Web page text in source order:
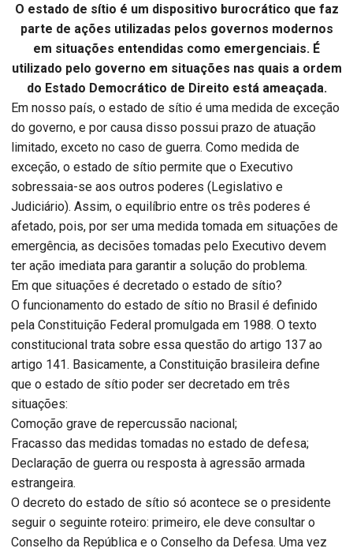
O estado de sítio é um dispositivo burocrático que faz
parte de ações utilizadas pelos governos modernos
em situações entendidas como emergenciais. É
utilizado pelo governo em situações nas quais a ordem
do Estado Democrático de Direito está ameaçada.
Em nosso país, o estado de sítio é uma medida de exceção
do governo, e por causa disso possui prazo de atuação
limitado, exceto no caso de guerra. Como medida de
exceção, o estado de sítio permite que o Executivo
sobressaia-se aos outros poderes (Legislativo e
Judiciário). Assim, o equilíbrio entre os três poderes é
afetado, pois, por ser uma medida tomada em situações de
emergência, as decisões tomadas pelo Executivo devem
ter ação imediata para garantir a solução do problema.
Em que situações é decretado o estado de sítio?
O funcionamento do estado de sítio no Brasil é definido
pela Constituição Federal promulgada em 1988. O texto
constitucional trata sobre essa questão do artigo 137 ao
artigo 141. Basicamente, a Constituição brasileira define
que o estado de sítio poder ser decretado em três
situações:
Comoção grave de repercussão nacional;
Fracasso das medidas tomadas no estado de defesa;
Declaração de guerra ou resposta à agressão armada
estrangeira.
O decreto do estado de sítio só acontece se o presidente
seguir o seguinte roteiro: primeiro, ele deve consultar o
Conselho da República e o Conselho da Defesa. Uma vez